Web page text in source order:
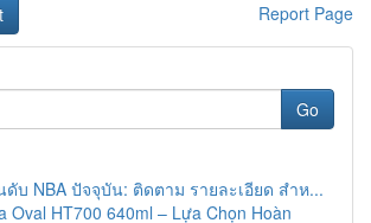
Report Page
Go
ดับ NBA ปัจจุบัน: ติดตาม รายละเอียด สำห...
Oval HT700 640ml – Lựa Chọn Hoàn